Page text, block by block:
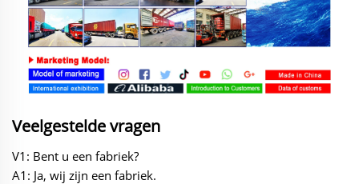
Veelgestelde vragen
V1: Bent u een fabriek?
A1: Ja, wij zijn een fabriek.